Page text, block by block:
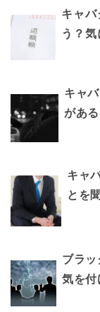
キャバ
う？気
キャ
があ
キャ
とを
ブラ
気を